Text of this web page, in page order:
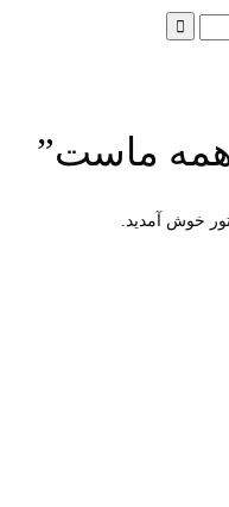
ماست”
خوش آمدید.